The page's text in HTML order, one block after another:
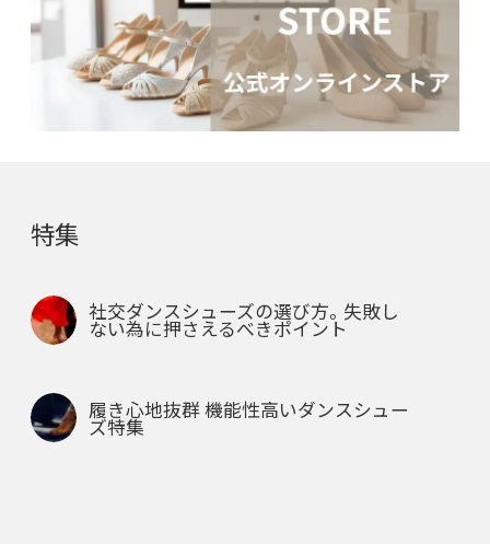
特集
社交ダンスシューズの選び方。失敗し
ない為に押さえるべきポイント
履き心地抜群 機能性高いダンスシュー
ズ特集